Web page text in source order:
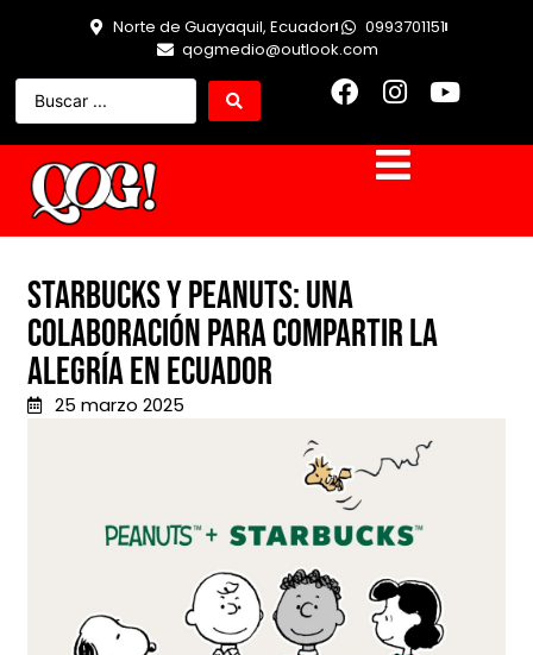
Norte de Guayaquil, Ecuador
0993701151
qogmedio@outlook.com
Starbucks y Peanuts: Una
colaboración para compartir la
alegría en Ecuador
25 marzo 2025